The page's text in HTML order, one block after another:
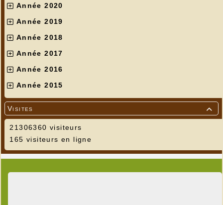
Année 2020
Année 2019
Année 2018
Année 2017
Année 2016
Année 2015

Visites
21306360 visiteurs
165 visiteurs en ligne